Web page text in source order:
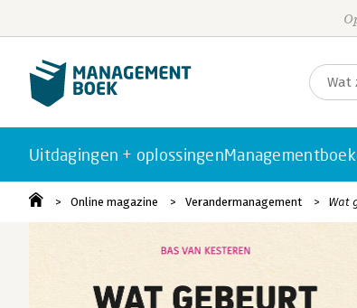
Uitdagingen + oplossingen
Online magazine Verandermanagement Wat